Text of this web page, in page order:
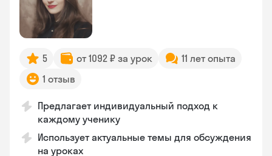
5 от 1092 ₽ за урок
11 лет опыта
1 отзыв
Предлагает индивидуальный подход к
каждому ученику
Использует актуальные темы для обсуждения
на уроках